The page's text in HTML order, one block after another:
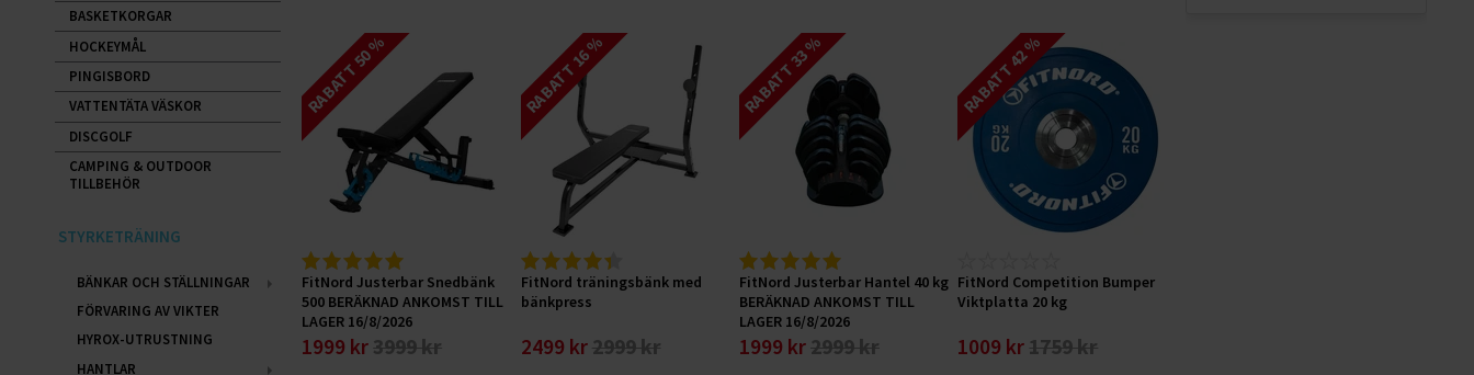
RABATT 50 %
FitNord Justerbar Snedbänk
500 BERÄKNAD ANKOMST TILL
LAGER 16/8/2026
1999 kr 3999 kr
RABATT 16 %
FitNord träningsbänk med
bänkpress
2499 kr2999 kr
RABATT 33 %
FitNord Justerbar Hantel 40 kg
BERÄKNAD ANKOMST TILL
LAGER 16/8/2026
1999 kr2999 kr
RABATT 42 %
FitNord Competition Bumper
Viktplatta 20 kg
1009 kr 1759 kr
BASKETKORGAR
HOCKEYMÅL
PINGISBORD
VATTENTÄTA VÄSKOR
DISCGOLF
CAMPING & OUTDOOR
TILLBEHÖR
STYRKETRÄNING
BÄNKAR OCH STÄLLNINGAR
FÖRVARING AV VIKTER
HYROX-UTRUSTNING
HANTLAR